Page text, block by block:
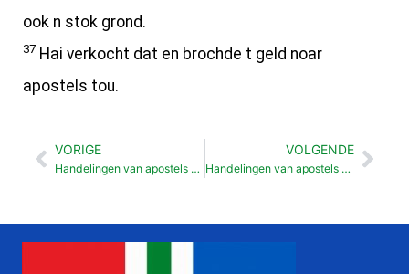
ook n stok grond.
37 Hai verkocht dat en brochde t geld noar
apostels tou.
Vorige
VORIGE
Handelingen van apostels Petrus en Johannes veur Hoge Road (4: 1-31)
VOLGENDE
Handelingen van apostels Ananias en Saffira (5: 1-11)